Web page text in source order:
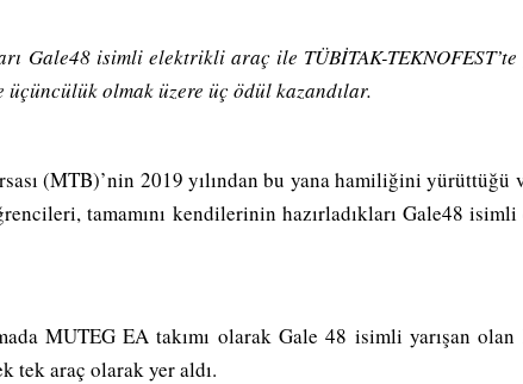
Gale48 isimli elektrikli araç ile TÜBİTAK-TEKNOFEST’te
olmak üzere üç ödül kazandılar.
(MTB)’nin 2019 yılından bu yana hamiliğini
tamamını kendilerinin hazırladıkları Gale48
MUTEG EA takımı olarak Gale 48 isimli yarışan
tek araç olarak yer aldı.